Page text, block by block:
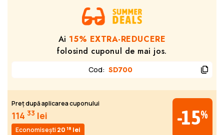
Ai 15% EXTRA-REDUCERE
folosind cuponul de mai jos.
Cod: SD700
Preț după aplicarea cuponului
114 33 lei
Economisești 20 18 lei
-15%